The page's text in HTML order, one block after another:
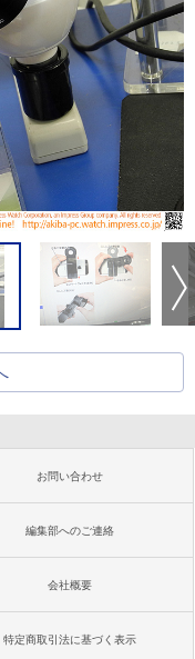
お問い合わせ
編集部へのご連絡
会社概要
特定商取引法に基づく表示